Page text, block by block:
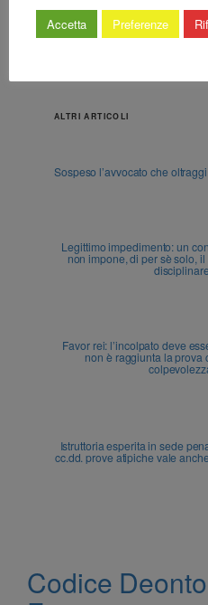
ALTRI ARTICOLI
Sospeso l’avvocato che oltraggi
Legittimo impedimento: un
non impone, di per sè solo,
disciplinare
Favor rei: l’incolpato deve
non è raggiunta la prova
Istruttoria esperita in sede
cc.dd. prove atipiche vale
Codice
Accetta Preferenze